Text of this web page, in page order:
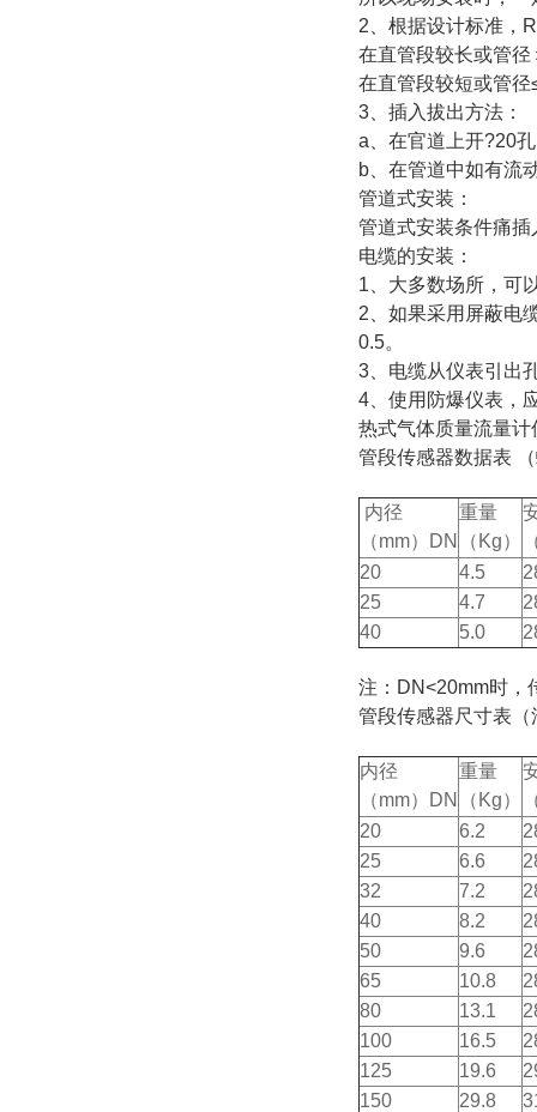
2、根据设计标准，
在直管段较长或管
在直管段较短或管
3、插入拔出方法：
a、在官道上开?20
b、在管道中如有流
管道式安装：
管道式安装条件痛
电缆的安装：
1、大多数场所，可
2、如果采用屏蔽电
0.5。
3、电缆从仪表引出
4、使用防爆仪表，
热式气体质量流量计
管段传感器数据表
内径
（mm）DN
重量
（Kg）
20
4.5
25
4.7
40
5.0
注：DN<20mm时，
管段传感器尺寸表（
内径
（mm）DN
重量
（Kg）
20
6.2
25
6.6
32
7.2
40
8.2
50
9.6
65
10.8
80
13.1
100
16.5
125
19.6
150
29.8